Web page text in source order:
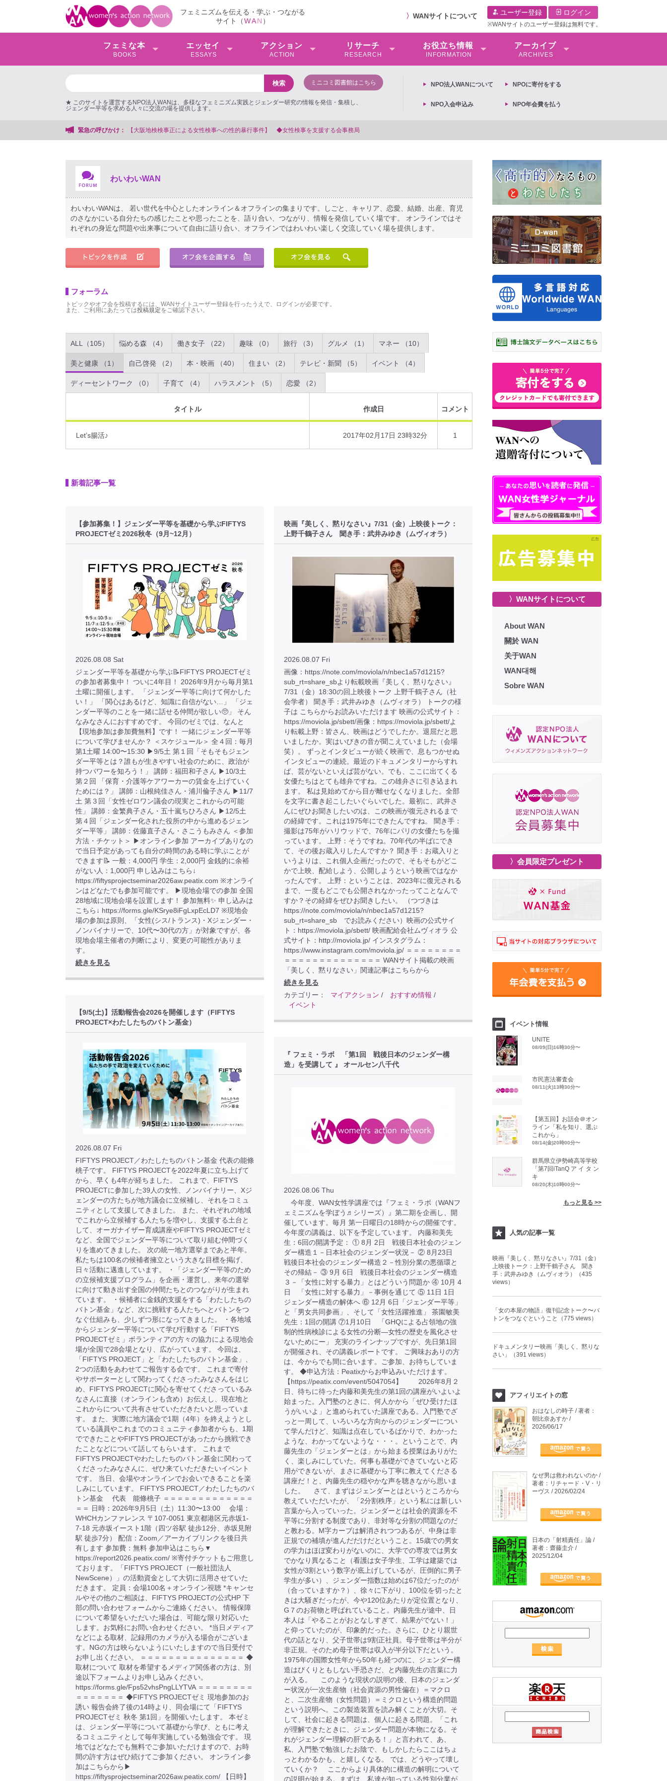
フェミニズムを伝える・学ぶ・つながる
サイト（WAN ）
〉 WANサイトについて ユーザー登録 ログイン
※WANサイトのユーザー登録は無料です。
フェミな本
BOOKS
エッセイ
ESSAYS
アクション
ACTION
リサーチ
RESEARCH
お役⽴ち情報
INFORMATION
アーカイブ
ARCHIVES
ミニコミ図書館はこちら
★ このサイトを運営するNPO法人WANは、多様なフェミニズム実践とジェンダー研究の情報を発信・集積し、
ジェンダー平等を求める人々に交流の場を提供します。
NPO法⼈WANについて NPOに寄付をする
NPO入会申込み NPO年会費を払う
緊急の呼びかけ： 【抗議文】2026年3月13日第6次男女共同参画基本計画の閣議決定への抗議文 ◆女性差別撤廃条約実現アクション 亀永能布子
わいわいWAN
わいわいWANは、 若い世代を中心としたオンライン＆オフラインの集まりです。しごと、キャリア、恋愛、結婚、出産、育児
のさなかにいる自分たちの感じたことや思ったことを、語り合い、つながり、情報を発信していく場です。 オンラインではそ
れぞれの身近な問題や出来事について自由に語り合い、オフラインではわいわい楽しく交流していく場を提供します。
フォーラム
トピックやオフ会を投稿するには、WANサイトユーザー登録を行ったうえで、ログインが必要です。
また、ご利用にあたっては投稿規定をご確認下さい。
ALL（105） 悩める森 （4） 働き女子 （22） 趣味 （0） 旅行 （3） グルメ （1） マネー （10）
美と健康 （1） 自己啓発 （2） 本・映画 （40） 住まい （2） テレビ・新聞 （5） イベント （4）
ディーセントワーク （0） 子育て （4） ハラスメント （5） 恋愛 （2）
タイトル 作成日 コメント
Let’s腸活♪ 2017年02月17日 23時32分 1
新着記事一覧
【参加募集！】ジェンダー平等を基礎から学ぶFIFTYS
PROJECTゼミ2026秋冬（9月~12月）
2026.08.08 Sat
ジェンダー平等を基礎から学ぶ📝FIFTYS PROJECTゼミ
の参加者募集中！ ついに4年目！ 2026年9月から毎月第1
土曜に開催します。 「ジェンダー平等に向けて何かした
い！」 「関心はあるけど、知識に自信がない…」 「ジェ
ンダー平等のことを一緒に話せる仲間が欲しい🥺」 そん
なみなさんにおすすめです。 今回のゼミでは、なんと
【現地参加は参加費無料】です！ 一緒にジェンダー平等
について学びませんか？ ＜スケジュール＞ 全４回：毎月
第1土曜 14:00〜15:30 ▶︎9/5土 第１回「そもそもジェン
ダー平等とは？誰もが生きやすい社会のために、政治が
持つパワーを知ろう！」 講師：福田和子さん ▶︎10/3土
第２回 「保育・介護等ケアワーカーの賃金を上げていく
ためには？」 講師：山根純佳さん・浦川倫子さん ▶︎11/7
土 第３回「女性ゼロワン議会の現実とこれからの可能
性」 講師：金繁典子さん・五十嵐ちひろさん ▶︎12/5土
第４回「ジェンダー化された役所の中から進めるジェン
ダー平等」 講師：佐藤直子さん・さこうもみさん ＜参加
方法・チケット＞ ▶︎オンライン参加 アーカイブありなの
で当日予定があっても自分の時間のある時に学ぶことが
できます📝 一般：4,000円 学生：2,000円 金銭的に余裕
がない人：1,000円 申し込みはこちら↓
https://fiftysprojectseminar2026aw.peatix.com ※オンライ
ンはどなたでも参加可能です。 ▶︎現地会場での参加 全国
28地域に現地会場を設置します！ 参加無料✨ 申し込みは
こちら↓ https://forms.gle/KSrye8iFgLxpEcLD7 ※現地会
場の参加は原則、「女性(シス/トランス)・Xジェンダー・
ノンバイナリーで、10代〜30代の方」が対象ですが、各
現地会場主催者の判断により、変更の可能性がありま
す。
続きを見る
映画『美しく、黙りなさい』7/31（金）上映後トーク：
上野千鶴子さん 聞き手：武井みゆき（ムヴィオラ）
2026.08.07 Fri
画像：https://note.com/moviola/n/nbec1a57d1215?
sub_rt=share_sbより転載映画『美しく、黙りなさい』
7/31（金）18:30の回上映後トーク 上野千鶴子さん（社
会学者） 聞き手：武井みゆき（ムヴィオラ） トークの様
子は こちらからお読みいただけます 映画の公式サイト：
https://moviola.jp/sbett/画像：https://moviola.jp/sbett/よ
り転載上野：皆さん、映画はどうでしたか。退屈だと思
いましたか。実はいびきの音が聞こえていました（会場
笑）。 ずっとインタビューが続く映画で、息もつかせぬ
インタビューの連続。最近のドキュメンタリーからすれ
ば、芸がないといえば芸がない。でも、ここに出てくる
女優たちはとても雄弁ですね。この雄弁さに引き込まれ
ます。 私は見始めてから目が離せなくなりました。全部
を文字に書き起こしたいぐらいでした。最初に、武井さ
んにぜひお聞きしたいのは、この映画が復元されるまで
の経緯です。これは1975年にできたんですね。 聞き手：
撮影は75年がハリウッドで、76年にパリの女優たちを撮
っています。 上野：そうですね。70年代の半ばにでき
て、その後お蔵入りしたんですか？ 聞き手：お蔵入りと
いうよりは、これ個人企画だったので、そもそもがどこ
かで上映、配給しよう、公開しようという映画ではなか
ったんです。 上野：ということは、2023年に復元される
まで、一度もどこでも公開されなかったってことなんで
すか？その経緯をぜひお聞きしたい。 （つづきは
https://note.com/moviola/n/nbec1a57d1215?
sub_rt=share_sb でお読みください）映画の公式サイ
ト：https://moviola.jp/sbett/ 映画配給会社ムヴィオラ 公
式サイト：http://moviola.jp/ インスタグラム：
https://www.instagram.com/moviola.jp/ ＝＝＝＝＝＝＝＝
＝＝＝＝＝＝＝＝＝＝＝＝＝＝ WANサイト掲載の映画
「美しく、黙りなさい」関連記事はこちらから
続きを見る
カテゴリー：
マイアクション / おすすめ情報 /
イベント
【9/5(土)】活動報告会2026を開催します（FIFTYS
PROJECT×わたしたちのバトン基金）
2026.08.07 Fri
FIFTYS PROJECT／わたしたちのバトン基金 代表の能條
桃子です。 FIFTYS PROJECTを2022年夏に立ち上げて
から、早くも4年が経ちました。 これまで、FIFTYS
PROJECTに参加した39人の女性、ノンバイナリー、Xジ
ェンダーの方たちが地方議会に立候補し、それをコミュ
ニティとして支援してきました。 また、それぞれの地域
でこれから立候補する人たちを増やし、支援する土台と
して、オーガナイザー育成講座やFIFTYS PROJECTゼミ
など、全国でジェンダー平等について取り組む仲間づく
りを進めてきました。 次の統一地方選挙まであと半年。
私たちは100名の候補者擁立という大きな目標を掲げ、
日々活動に邁進しています。 ・「ジェンダー平等のため
の立候補支援プログラム」を企画・運営し、来年の選挙
に向けて動き出す全国の仲間たちとのつながりが生まれ
ています。 ・候補者に金銭的支援をする「わたしたちの
バトン基金」など、次に挑戦する人たちへとバトンをつ
なぐ仕組みも、少しずつ形になってきました。 ・各地域
からジェンダー平等について学び行動する「FIFTYS
PROJECTゼミ」ボランティアの方々の協力による現地会
場が全国で28会場となり、広がっています。 今回は、
「FIFTYS PROJECT」と「わたしたちのバトン基金」、
2つの活動をあわせてご報告する会です。 これまで寄付
やサポーターとして関わってくださったみなさんをはじ
め、FIFTYS PROJECTに関心を寄せてくださっているみ
なさんに直接（オンラインも含め）お伝えし、現在地と
これからについて共有させていただきたいと思っていま
す。 また、実際に地方議会で1期（4年）を終えようとし
ている議員やこれまでのコミュニティ参加者からも、1期
でできたことやFIFTYS PROJECTがあったから挑戦でき
たことなどについて話してもらいます。 これまで
FIFTYS PROJECTやわたしたちのバトン基金に関わって
くださったみなさんに、ぜひ来ていただきたいイベント
です。 当日、会場やオンラインでお会いできることを楽
しみにしています。 FIFTYS PROJECT／わたしたちのバ
トン基金 代表 能條桃子 ＝＝＝＝＝＝＝＝＝＝＝＝＝
＝＝ 日時：2026年9月5日（土）11:30〜13:00 会場：
WHCHカンファレンス 〒107-0051 東京都港区元赤坂1-
7-18 元赤坂イースト1階（四ツ谷駅 徒歩12分、赤坂見附
駅 徒歩7分） 配信：Zoom／アーカイブリンクを後日共
有します 参加費：無料 参加申込はこちら▼
https://report2026.peatix.com/ ※寄付チケットもご用意し
ております。「FIFTYS PROJECT（一般社団法人
NewScene）」の活動資金として大切に活用させていた
だきます。 定員：会場100名＋オンライン視聴 *キャンセ
ルやその他のご相談は、FIFTYS PROJECTの公式HP 下
部の問い合わせフォームからご連絡ください。 情報保障
について希望をいただいた場合は、可能な限り対応いた
します。お気軽にお問い合わせください。 *当日メディア
などによる取材、記録用のカメラが入る場合がございま
す。NGの方は映らないようにいたしますので当日受付で
お申し出ください。 ＝＝＝＝＝＝＝＝＝＝＝＝＝＝＝ ◆
取材について 取材を希望するメディア関係者の方は、別
途以下フォームよりお申し込みください。
https://forms.gle/Fps52vhsPngLLYTVA ＝＝＝＝＝＝＝＝
＝＝＝＝＝＝＝ ◆FIFTYS PROJECTゼミ 現地参加のお
誘い 報告会終了後の14時より、同会場にて「FIFTYS
PROJECTゼミ 秋冬 第1回」を開催いたします。 本ゼミ
は、ジェンダー平等について基礎から学び、ともに考え
るコミュニティとして毎年実施している勉強会です。 現
地ではどなたでも無料でご参加いただけますので、お時
間の許す方はぜひ続けてご参加ください。 オンライン参
加はこちらから▶︎
https://fiftysprojectseminar2026aw.peatix.com/ 【日時】
『 フェミ・ラボ 「第1回 戦後日本のジェンダー構
造」を受講して 』 オールセン八千代
2026.08.06 Thu
今年度、WAN女性学講座では『フェミ・ラボ（WANフ
ェミニズムを学ぼう♬シリーズ）』第二期を企画し、開
催しています。毎月 第一日曜日の18時からの開催です。
今年度の講義は、以下を予定しています。 内藤和美先
生：6回の開講予定： ① 8月 2日 戦後日本社会のジェン
ダー構造１－日本社会のジェンダー状況－ ② 8月23日
戦後日本社会のジェンダー構造２－性別分業の悪循環と
その帰結－ ③ 9月 6日 戦後日本社会のジェンダー構造
３－「女性に対する暴力」とはどういう問題か ④ 10月 4
日 「女性に対する暴力」－事例を通じて ⑤ 11日 1日
ジェンダー構造の解体へ ⑥ 12月 6日「ジェンダー平等」
と「男女共同参画」、そして「女性活躍推進」 茶園敏美
先生：1回の開講 ⑦1月10日 「GHQによる占領地の強
制的性病検診による女性の分断―女性の歴史を風化させ
ないためにー」 充実のラインナップですが、先日第1回
が開催され、その講義レポートです。 ご興味おありの方
は、今からでも間に合います。ご参加、お待ちしていま
す。 ◆申込方法：Peatixからお申込みいただけます。
【https://peatix.com/event/5047054】 2026年8月２
日、待ちに待った内藤和美先生の第1回の講座がいよいよ
始まった。入門塾のときに、何人かから「ぜひ受けたほ
うがいいよ」と進められていた講座である。入門塾でざ
っと一周して、いろいろな方向からのジェンダーについ
て学んだけど、知識は点在しているばかりで、わかった
ような、わかってないような・・・。ということで、内
藤先生の「ジェンダーとは」から始まる授業はありがた
く、楽しみにしていた。何事も基礎ができていないと応
用ができないが、まさに基礎から丁寧に教えてくださる
講座だ！と、内藤先生の穏やかな声を聴きながら思いま
した。 さて、まずはジェンダーとはというところから
教えていただいたが、「2分割秩序」という私には新しい
言葉から入っていった。ジェンダーとは社会的資源を不
平等に分割する制度であり、非対等な分割の問題なのだ
と教わる。M字カーブは解消されつつあるが、中身は非
正規での補填が進んだだけだということ。15歳での男女
の学力はほぼ変わりがないのに、大学での専攻では男女
でかなり異なること（看護は女子学生、工学は建築では
女性が3割という数字が底上げしているが、圧倒的に男子
学生が多い）、ジェンダー指数は始めは67位だったのが
（合っていますか？）、徐々に下がり、100位を切ったと
きは大騒ぎだったが、今や120位あたりが定位置となり、
G７のお荷物と呼ばれていること。内藤先生が途中、日
本人は「やることがおとなしすぎて、結果がでない！」
と仰っていたのが、印象的だった。さらに、ひとり親世
代の話となり、父子世帯は9割正社員。母子世帯は半分が
非正規。そのため母子世帯は収入が半分以下だという。
1975年の国際女性年から50年も経つのに、ジェンダー構
造はぴくりともしない手恐さだ、と内藤先生の言葉に力
が入る。 このような現状の説明の後、日本のジェンダ
ー状況が一次生産物（社会資源の男性偏在）＝マクロ
と、二次生産物（女性問題）＝ミクロという構造的問題
という説明へ。この製造装置を読み解くことが大切。そ
して、社会に起きる問題は、個人に起きる問題。「これ
が理解できたときに、ジェンダー問題が本物になる。そ
れがジェンダー理解の肝である！」と言われて、あ、
私、入門塾で勉強したお陰で、もしかしたらここはちょ
っとわかるかも、と嬉しくなる。 では、どうやって壊し
ていくか？ ここからより具体的に構造の解明について
の説明が始まる。まずは、私達が知っている性別分業が
〉WANサイトについて
About WAN
關於 WAN
关于WAN
WAN대해
Sobre WAN
〉会員限定プレゼント
イベント情報
UNITE
08/09(日)16時30分〜
市民憲法審査会
08/11(火)13時30分〜
【第五回】お話会＠オン
ライン「私を知り、選ぶ
これから」
08/14(金)20時00分〜
群馬県立伊勢崎高等学校
「第7回iTanQ ア イ タ ン
キ
08/20(木)10時00分〜
もっと見る >>
人気の記事一覧
映画『美しく、黙りなさい』7/31（金）
上映後トーク：上野千鶴子さん 聞き
手：武井みゆき（ムヴィオラ）（435
views）
「女の本屋の物語」復刊記念トーク〜バ
トンをつなぐということ（775 views）
ドキュメンタリー映画「美しく、黙りな
さい」（391 views）
アフィリエイトの窓
おはなしの時子 / 著者：
朝比奈あすか /
2026/06/17
なぜ男は救われないのか /
著者：リチャード・V・リ
ーヴス / 2026/02/24
日本の「射精責任」論 /
著者：齋藤圭介 /
2025/12/04